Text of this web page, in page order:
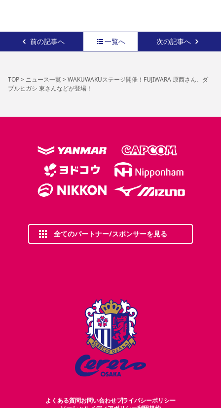
前の記事へ 一覧へ 次の記事へ
TOP> ニュース一覧> WAKUWAKUステージ開催！FUJIWARA 原西さん、ダ
ブルヒガシ 東さんなどが登場！
全てのパートナー/スポンサーを見る
よくある質問お問い合わせプライバシーポリシー